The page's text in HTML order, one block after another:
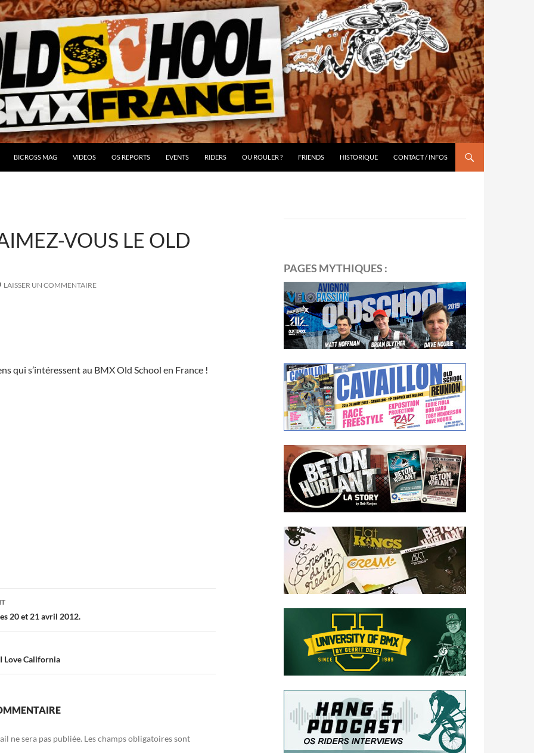
BICROSS MAG VIDEOS OS REPORTS EVENTS RIDERS OU ROULER ? FRIENDS HISTORIQUE CONTACT / INFOS
VOUS LE OLD
LAISSER UN COMMENTAIRE
qui s’intéressent au BMX Old School en France !
20 et 21 avril 2012.
Love California
ne sera pas publiée. Les champs obligatoires sont
PAGES MYTHIQUES :